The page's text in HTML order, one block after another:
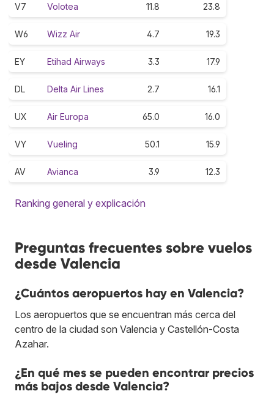
V7 Volotea 11.8 23.8
W6 Wizz Air 4.7 19.3
EY Etihad Airways 3.3 17.9
DL Delta Air Lines 2.7 16.1
UX Air Europa 65.0 16.0
VY Vueling 50.1 15.9
AV Avianca 3.9 12.3
Ranking general y explicación
Preguntas frecuentes sobre vuelos
desde Valencia
¿Cuántos aeropuertos hay en Valencia?
Los aeropuertos que se encuentran más cerca del
centro de la ciudad son Valencia y Castellón-Costa
Azahar.
¿En qué mes se pueden encontrar precios
más bajos desde Valencia?